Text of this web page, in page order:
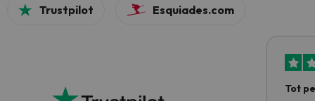
Trustpilot Esquiades.com
Tot